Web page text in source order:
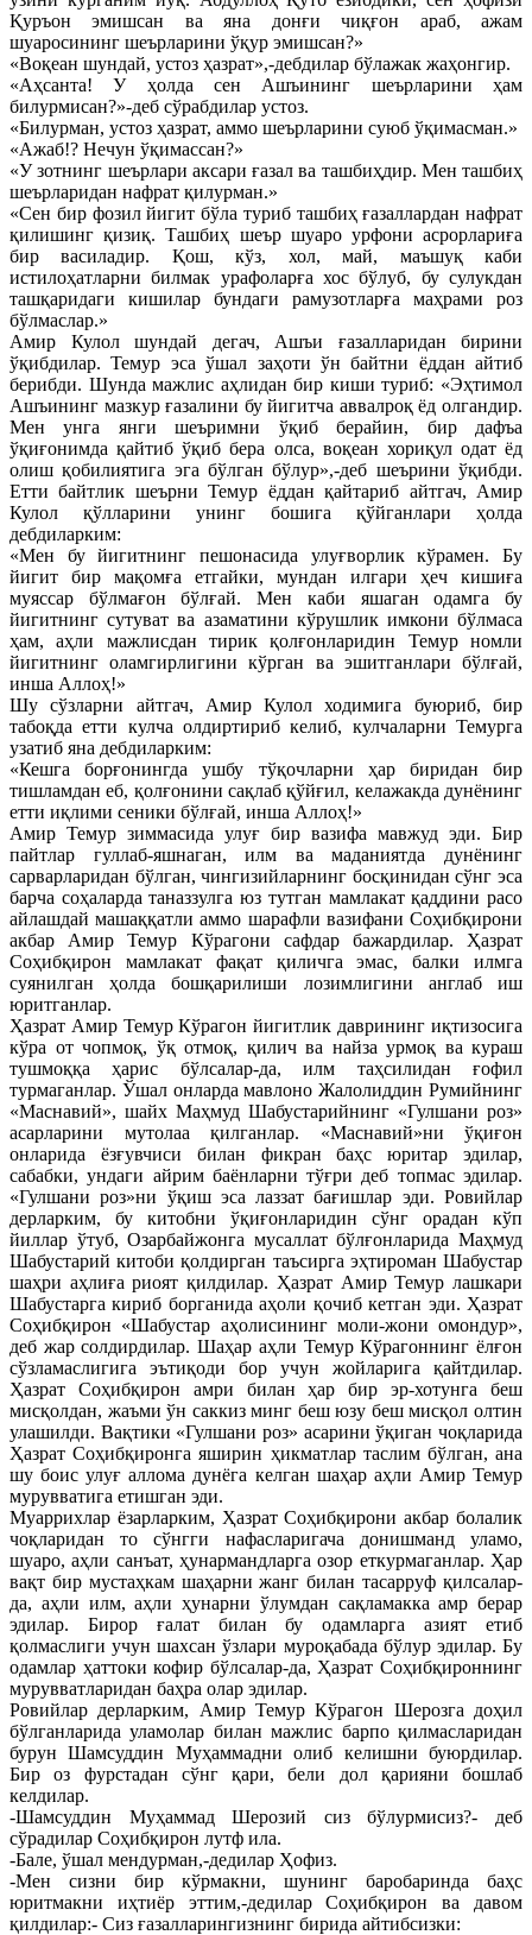
Қуръон эмишсан ва яна донғи чиқғон араб, ажам
шуаросининг шеърларини ўқур эмишсан?»
«Воқеан шундай, устоз ҳазрат»,-дебдилар бўлажак жаҳонгир.
«Аҳсанта! У ҳолда сен Ашъининг шеърларини ҳам
билурмисан?»-деб сўрабдилар устоз.
«Билурман, устоз ҳазрат, аммо шеърларини суюб ўқимасман.»
«Ажаб!? Нечун ўқимассан?»
«У зотнинг шеърлари аксари ғазал ва ташбиҳдир. Мен ташбиҳ
шеърларидан нафрат қилурман.»
«Сен бир фозил йигит бўла туриб ташбиҳ ғазаллардан нафрат
қилишинг қизиқ. Ташбиҳ шеър шуаро урфони асрорлариға
бир василадир. Қош, кўз, хол, май, маъшуқ каби
истилоҳатларни билмак урафоларға хос бўлуб, бу сулукдан
ташқаридаги кишилар бундаги рамузотларға маҳрами роз
бўлмаслар.»
Амир Кулол шундай дегач, Ашъи ғазалларидан бирини
ўқибдилар. Темур эса ўшал заҳоти ўн байтни ёддан айтиб
берибди. Шунда мажлис аҳлидан бир киши туриб: «Эҳтимол
Ашъининг мазкур ғазалини бу йигитча аввалроқ ёд олгандир.
Мен унга янги шеъримни ўқиб берайин, бир дафъа
ўқиғонимда қайтиб ўқиб бера олса, воқеан хориқул одат ёд
олиш қобилиятига эга бўлган бўлур»,-деб шеърини ўқибди.
Етти байтлик шеърни Темур ёддан қайтариб айтгач, Амир
Кулол қўлларини унинг бошига қўйганлари ҳолда
дебдиларким:
«Мен бу йигитнинг пешонасида улуғворлик кўрамен. Бу
йигит бир мақомға етгайки, мундан илгари ҳеч кишиға
муяссар бўлмағон бўлғай. Мен каби яшаган одамга бу
йигитнинг сутуват ва азаматини кўрушлик имкони бўлмаса
ҳам, аҳли мажлисдан тирик қолғонларидин Темур номли
йигитнинг оламгирлигини кўрган ва эшитганлари бўлғай,
инша Аллоҳ!»
Шу сўзларни айтгач, Амир Кулол ходимига буюриб, бир
табоқда етти кулча олдиртириб келиб, кулчаларни Темурга
узатиб яна дебдиларким:
«Кешга борғонингда ушбу тўқочларни ҳар биридан бир
тишламдан еб, қолғонини сақлаб қўйғил, келажакда дунёнинг
етти иқлими сеники бўлғай, инша Аллоҳ!»
Амир Темур зиммасида улуғ бир вазифа мавжуд эди. Бир
пайтлар гуллаб-яшнаган, илм ва маданиятда дунёнинг
сарварларидан бўлган, чингизийларнинг босқинидан сўнг эса
барча соҳаларда таназзулга юз тутган мамлакат қаддини расо
айлашдай машаққатли аммо шарафли вазифани Соҳибқирони
акбар Амир Темур Кўрагони сафдар бажардилар. Ҳазрат
Соҳибқирон мамлакат фақат қиличга эмас, балки илмга
суянилган ҳолда бошқарилиши лозимлигини англаб иш
юритганлар.
Ҳазрат Амир Темур Кўрагон йигитлик даврининг иқтизосига
кўра от чопмоқ, ўқ отмоқ, қилич ва найза урмоқ ва кураш
тушмоққа ҳарис бўлсалар-да, илм таҳсилидан ғофил
турмаганлар. Ўшал онларда мавлоно Жалолиддин Румийнинг
«Маснавий», шайх Маҳмуд Шабустарийнинг «Гулшани роз»
асарларини мутолаа қилганлар. «Маснавий»ни ўқиғон
онларида ёзғувчиси билан фикран баҳс юритар эдилар,
сабабки, ундаги айрим баёнларни тўғри деб топмас эдилар.
«Гулшани роз»ни ўқиш эса лаззат бағишлар эди. Ровийлар
дерларким, бу китобни ўқиғонларидин сўнг орадан кўп
йиллар ўтуб, Озарбайжонга мусаллат бўлғонларида Маҳмуд
Шабустарий китоби қолдирган таъсирга эҳтироман Шабустар
шаҳри аҳлиға риоят қилдилар. Ҳазрат Амир Темур лашкари
Шабустарга кириб борганида аҳоли қочиб кетган эди. Ҳазрат
Соҳибқирон «Шабустар аҳолисининг моли-жони омондур»,
деб жар солдирдилар. Шаҳар аҳли Темур Кўрагоннинг ёлғон
сўзламаслигига эътиқоди бор учун жойларига қайтдилар.
Ҳазрат Соҳибқирон амри билан ҳар бир эр-хотунга беш
мисқолдан, жаъми ўн саккиз минг беш юзу беш мисқол олтин
улашилди. Вақтики «Гулшани роз» асарини ўқиган чоқларида
Ҳазрат Соҳибқиронга яширин ҳикматлар таслим бўлган, ана
шу боис улуғ аллома дунёга келган шаҳар аҳли Амир Темур
мурувватига етишган эди.
Муаррихлар ёзарларким, Ҳазрат Соҳибқирони акбар болалик
чоқларидан то сўнгги нафасларигача донишманд уламо,
шуаро, аҳли санъат, ҳунармандларга озор еткурмаганлар. Ҳар
вақт бир мустаҳкам шаҳарни жанг билан тасарруф қилсалар-
да, аҳли илм, аҳли ҳунарни ўлумдан сақламакка амр берар
эдилар. Бирор ғалат билан бу одамларга азият етиб
қолмаслиги учун шахсан ўзлари муроқабада бўлур эдилар. Бу
одамлар ҳаттоки кофир бўлсалар-да, Ҳазрат Соҳибқироннинг
мурувватларидан баҳра олар эдилар.
Ровийлар дерларким, Амир Темур Кўрагон Шерозга доҳил
бўлганларида уламолар билан мажлис барпо қилмасларидан
бурун Шамсуддин Муҳаммадни олиб келишни буюрдилар.
Бир оз фурстадан сўнг қари, бели дол қарияни бошлаб
келдилар.
-Шамсуддин Муҳаммад Шерозий сиз бўлурмисиз?- деб
сўрадилар Соҳибқирон лутф ила.
-Бале, ўшал мендурман,-дедилар Ҳофиз.
-Мен сизни бир кўрмакни, шунинг баробаринда баҳс
юритмакни иҳтиёр эттим,-дедилар Соҳибқирон ва давом
қилдилар:- Сиз ғазалларингизнинг бирида айтибсизки: